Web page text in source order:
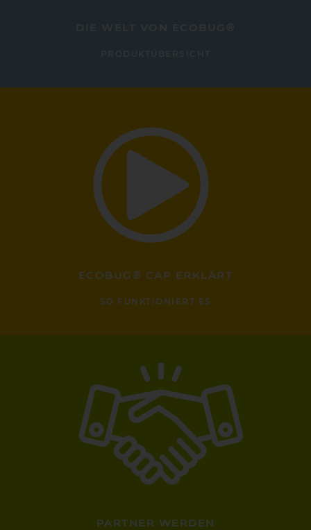
ECOBUG® CAP ERKLÄRT
SO FUNKTIONIERT ES
PARTNER WERDEN